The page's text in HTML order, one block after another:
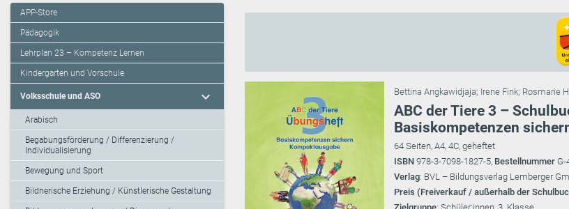
APP-Store
Pädagogik
Lehrplan 23 – Kompetenz Lernen
Kindergarten und Vorschule
Volksschule und ASO expand_more
Arabisch
Begabungsförderung / Differenzierung /
Individualisierung
Bewegung und Sport
Bildnerische Erziehung / Künstlerische Gestaltung
Bettina Angkawidjaja; Irene Fink; Rosmarie
ABC der Tiere 3 –
Basiskompetenzen
64 Seiten, A4, 4C, geheftet
ISBN 978-3-7098-1827-5, Bestellnummer G-
Verlag: BVL – Bildungsverlag Lemberger
Preis (Freiverkauf / außerhalb der